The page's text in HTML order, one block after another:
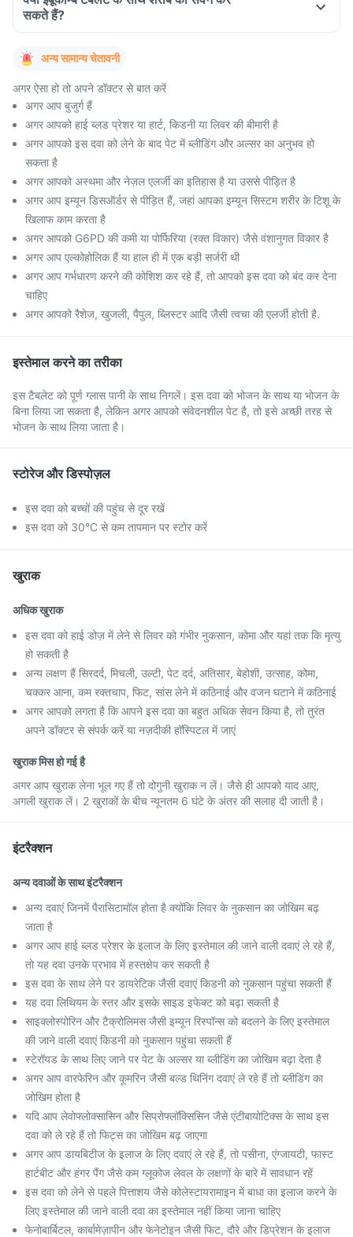
सकते हैं?
अन्य सामान्य चेतावनी
अगर ऐसा हो तो अपने डॉक्टर से बात करें
अगर आप बुजुर्ग हैं
अगर आपको हाई ब्लड प्रेशर या हार्ट, किडनी या लिवर की बीमारी है
अगर आपको इस दवा को लेने के बाद पेट में ब्लीडिंग और अल्सर का अनुभव हो
सकता है
अगर आपको अस्थमा और नेज़ल एलर्जी का इतिहास है या उससे पीड़ित है
अगर आप इम्यून डिसऑर्डर से पीड़ित हैं, जहां आपका इम्यून सिस्टम शरीर के टिशू के
खिलाफ काम करता है
अगर आपको G6PD की कमी या पोर्फिरिया (रक्त विकार) जैसे वंशानुगत विकार है
अगर आप एल्कोहोलिक हैं या हाल ही में एक बड़ी सर्जरी थी
अगर आप गर्भधारण करने की कोशिश कर रहे हैं, तो आपको इस दवा को बंद कर देना
चाहिए
अगर आपको रैशेज, खुजली, पैपुल, ब्लिस्टर आदि जैसी त्वचा की एलर्जी होती है.
इस्तेमाल करने का तरीका
इस टैबलेट को पूर्ण ग्लास पानी के साथ निगलें। इस दवा को भोजन के साथ या भोजन के
बिना लिया जा सकता है, लेकिन अगर आपको संवेदनशील पेट है, तो इसे अच्छी तरह से
भोजन के साथ लिया जाता है।
स्टोरेज और डिस्पोज़ल
इस दवा को बच्चों की पहुंच से दूर रखें
इस दवा को 30°C से कम तापमान पर स्टोर करें
खुराक
अधिक खुराक
इस दवा को हाई डोज़ में लेने से लिवर को गंभीर नुकसान, कोमा और यहां तक कि मृत्यु
हो सकती है
अन्य लक्षण हैं सिरदर्द, मिचली, उल्टी, पेट दर्द, अतिसार, बेहोशी, उत्साह, कोमा,
चक्कर आना, कम रक्तचाप, फिट, सांस लेने में कठिनाई और वजन घटाने में कठिनाई
अगर आपको लगता है कि आपने इस दवा का बहुत अधिक सेवन किया है, तो तुरंत
अपने डॉक्टर से संपर्क करें या नज़दीकी हॉस्पिटल में जाएं
खुराक मिस हो गई है
अगर आप खुराक लेना भूल गए हैं तो दोगुनी खुराक न लें। जैसे ही आपको याद आए,
अगली खुराक लें। 2 खुराकों के बीच न्यूनतम 6 घंटे के अंतर की सलाह दी जाती है।
इंटरैक्शन
अन्य दवाओं के साथ इंटरैक्शन
अन्य दवाएं जिनमें पैरासिटामॉल होता है क्योंकि लिवर के नुकसान का जोखिम बढ़
जाता है
अगर आप हाई ब्लड प्रेशर के इलाज के लिए इस्तेमाल की जाने वाली दवाएं ले रहे हैं,
तो यह दवा उनके प्रभाव में हस्तक्षेप कर सकती है
इस दवा के साथ लेने पर डायरेटिक जैसी दवाएं किडनी को नुकसान पहुंचा सकती हैं
यह दवा लिथियम के स्तर और इसके साइड इफेक्ट को बढ़ा सकती है
साइक्लोस्पोरिन और टैक्रोलिमस जैसी इम्यून रिस्पॉन्स को बदलने के लिए इस्तेमाल
की जाने वाली दवाएं किडनी को नुकसान पहुंचा सकती हैं
स्टेरॉयड के साथ लिए जाने पर पेट के अल्सर या ब्लीडिंग का जोखिम बढ़ा देता है
अगर आप वारफेरिन और कूमरिन जैसी बल्ड थिनिंग दवाएं ले रहे हैं तो ब्लीडिंग का
जोखिम होता है
यदि आप लेवोफ्लोक्सासिन और सिप्रोफ्लॉक्सिसिन जैसे एंटीबायोटिक्स के साथ इस
दवा को ले रहे हैं तो फिट्स का जोखिम बढ़ जाएगा
अगर आप डायबिटीज के इलाज के लिए दवाएं ले रहे हैं, तो पसीना, एंग्जायटी, फास्ट
हार्टबीट और हंगर पैंग जैसे कम ग्लूकोज लेवल के लक्षणों के बारे में सावधान रहें
इस दवा को लेने से पहले पित्ताशय जैसे कोलेस्टायरामाइन में बाधा का इलाज करने के
लिए इस्तेमाल की जाने वाली दवा का इस्तेमाल नहीं किया जाना चाहिए
फेनोबार्बिटल, कार्बामेज़ापीन और फेनेटोइन जैसी फिट, दौरे और डिप्रेशन के इलाज